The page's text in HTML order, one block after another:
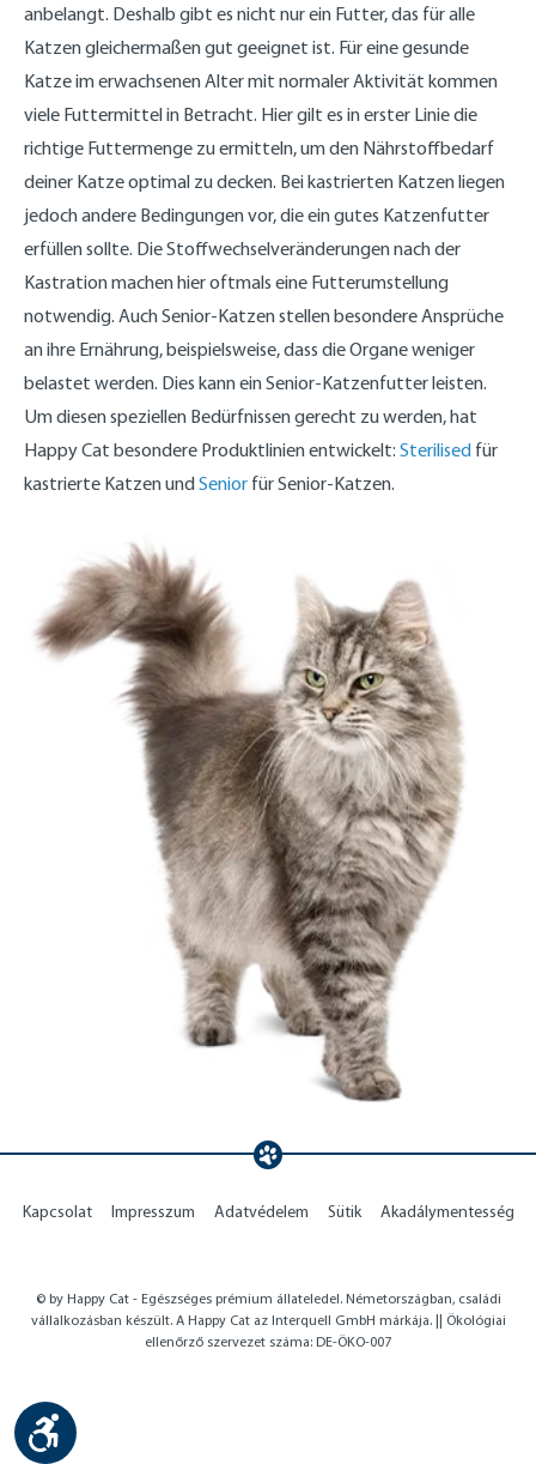
anbelangt. Deshalb gibt es nicht nur ein Futter, das für alle
Katzen gleichermaßen gut geeignet ist. Für eine gesunde
Katze im erwachsenen Alter mit normaler Aktivität kommen
viele Futtermittel in Betracht. Hier gilt es in erster Linie die
richtige Futtermenge zu ermitteln, um den Nährstoffbedarf
deiner Katze optimal zu decken. Bei kastrierten Katzen liegen
jedoch andere Bedingungen vor, die ein gutes Katzenfutter
erfüllen sollte. Die Stoffwechselveränderungen nach der
Kastration machen hier oftmals eine Futterumstellung
notwendig. Auch Senior-Katzen stellen besondere Ansprüche
an ihre Ernährung, beispielsweise, dass die Organe weniger
belastet werden. Dies kann ein Senior-Katzenfutter leisten.
Um diesen speziellen Bedürfnissen gerecht zu werden, hat
Happy Cat besondere Produktlinien entwickelt: Sterilised für
kastrierte Katzen undSenior für Senior-Katzen.
Kapcsolat Impresszum Adatvédelem Sütik Akadálymentesség
© by Happy Cat - Egészséges prémium állateledel. Németországban, családi
vállalkozásban készült. A Happy Cat az Interquell GmbH márkája. || Ökológiai
ellenőrző szervezet száma: DE-ÖKO-007
Show toolbar